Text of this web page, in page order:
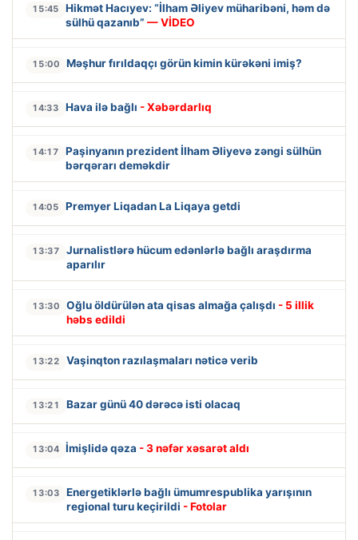
15:45
Hikmət Hacıyev: “İlham Əliyev müharibəni, həm də
sülhü qazanıb” — VİDEO
15:00 Məşhur fırıldaqçı görün kimin kürəkəni imiş?
14:33 Hava ilə bağlı - Xəbərdarlıq
14:17
Paşinyanın prezident İlham Əliyevə zəngi sülhün
bərqərarı deməkdir
14:05 Premyer Liqadan La Liqaya getdi
13:37
Jurnalistlərə hücum edənlərlə bağlı araşdırma
aparılır
13:30 Oğlu öldürülən ata qisas almağa çalışdı - 5 illik
həbs edildi
13:22 Vaşinqton razılaşmaları nəticə verib
13:21 Bazar günü 40 dərəcə isti olacaq
13:04 İmişlidə qəza - 3 nəfər xəsarət aldı
13:03
Energetiklərlə bağlı ümumrespublika yarışının
regional turu keçirildi - Fotolar